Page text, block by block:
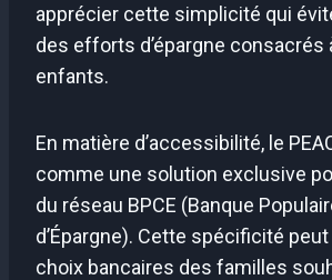
apprécier cette simplicité qui
des efforts d’épargne consacrés
enfants.
En matière d’accessibilité, le
comme une solution exclusive
du réseau BPCE (Banque
d’Épargne). Cette spécificité
choix bancaires des familles